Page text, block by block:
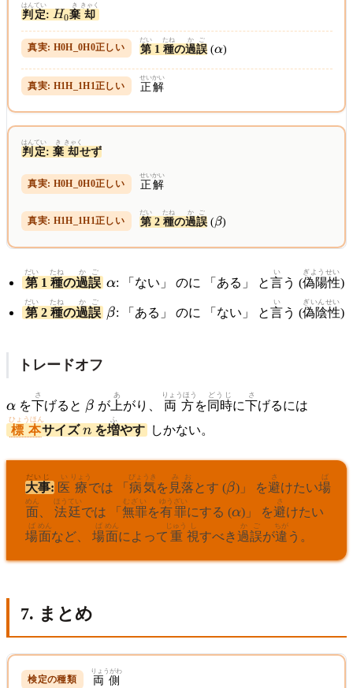
判定
はんてい
: H_0
H0棄
き
却
きゃく
第
だい
1 種
たね
の過
か
誤
ご
(\alpha
α)
正解
せいかい
判定
はんてい
: 棄
き
却
きゃく
せず
正解
せいかい
第
だい
2 種
たね
の過
か
誤
ご
(\beta
β)
第
だい
1 種
たね
の過誤
かご \alpha
α: 「ない」 のに 「ある」 と言
い
う (偽陽性
ぎようせい
)
第
だい
2 種
たね
の過誤
かご \beta
β: 「ある」 のに 「ない」 と言
い
う (偽陰性
ぎいんせい
)
トレードオフ
\alpha
α を下
さ
げると \beta
β が 上
あ
がり、 両方
りょうほう
を同時
どうじ
に下
さ
げるには
標本
ひょうほん
サイズn
n を増
ふ
やす しかない。
大事
だいじ
: 医
い
療
りょう
では 「 病気
びょうき
を 見落
みお
とす (\beta
β)」 を避
さ
けたい場
ば
面
めん
法廷
ほうてい
では 「 無罪
むざい
を有罪
ゆうざい
にする (\alpha
α)」 を避
さ
けたい
場
ば
面
めん
など、 場
ば
面
めん
によって 重
じゅう
視
し
すべき過
か
誤
ご
が違
ちが
う。
7. まとめ
両側
りょうがわ